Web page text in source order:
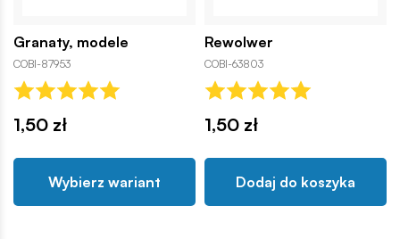
Granaty, modele
COBI-87953
1,50 zł
Wybierz wariant
Rewolwer
COBI-63803
1,50 zł
Dodaj do koszyka